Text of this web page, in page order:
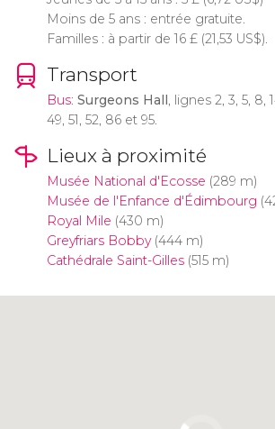
Moins de 5 ans : entrée gratuite.
Familles : à partir de 16 £(21,53 US$).
Transport
Bus: Surgeons Hall, lignes 2, 3, 5, 8,
49, 51, 52, 86 et 95.
Lieux à proximité
Musée National d'Ecosse (289 m)
Musée de l'Enfance d'Édimbourg
Royal Mile (430 m)
Greyfriars Bobby(444 m)
Cathédrale Saint-Gilles(515 m)